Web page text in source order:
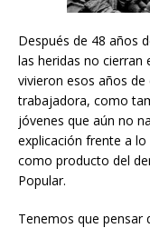
Después de 48 años
las heridas no cierran
vivieron esos años de
trabajadora, como
jóvenes que aún no
explicación frente a
como producto del
Popular.
Tenemos que pensar